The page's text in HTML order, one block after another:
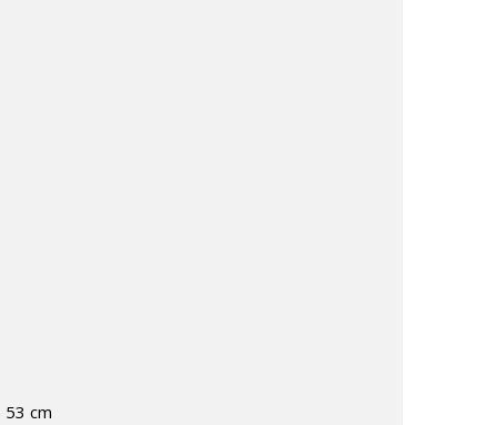
53 cm